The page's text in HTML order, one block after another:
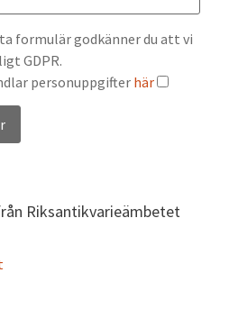
formulär godkänner du att vi
GDPR.
personuppgifter här
Riksantikvarieämbetet